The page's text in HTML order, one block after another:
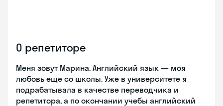
О репетиторе
Меня зовут Марина. Английский язык — моя
любовь еще со школы. Уже в университете я
подрабатывала в качестве переводчика и
репетитора, а по окончании учебы английский